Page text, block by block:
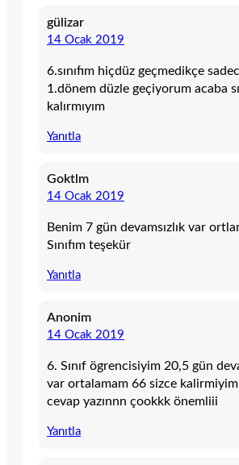
gülizar
14 Ocak 2019
6.sınıfım hiçdüz geçmedikçe
1.dönem düzle geçiyorum acaba
kalırmıyım
Yanıtla
Goktlm
14 Ocak 2019
Benim 7 gün devamsızlık var
Sınıfım teşekür
Yanıtla
Anonim
14 Ocak 2019
6. Sınıf ögrencisiyim 20,5 gün
var ortalamam 66 sizce
cevap yazınnn çookkk önemliii
Yanıtla